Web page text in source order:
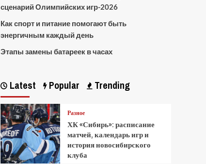
сценарий Олимпийских игр-2026
Как спорт и питание помогают быть
энергичным каждый день
Этапы замены батареек в часах
Latest Popular Trending
Разное
ХК «Сибирь»: расписание
матчей, календарь игр и
история новосибирского
клуба